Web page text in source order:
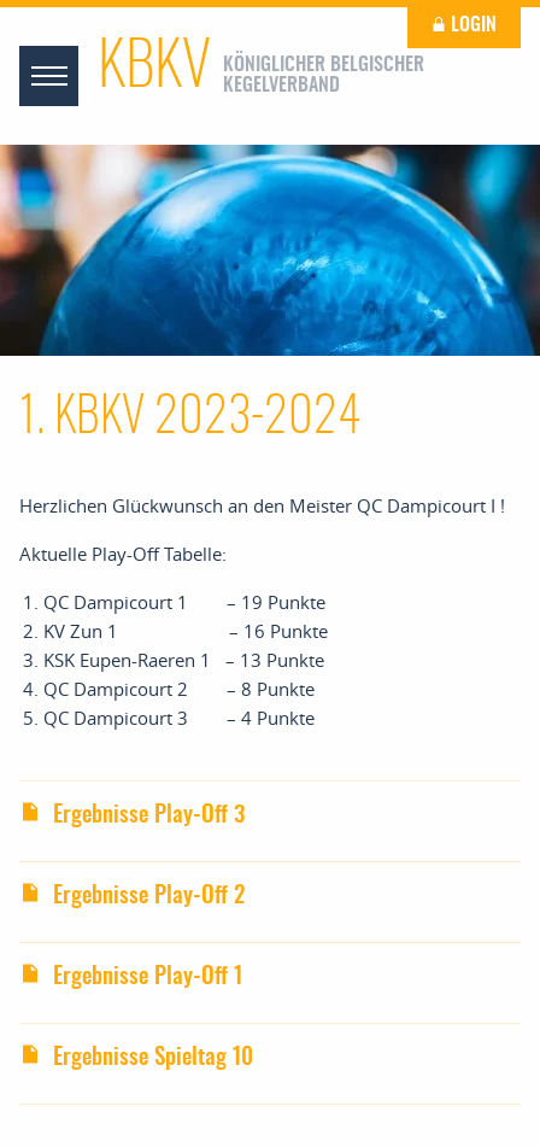
KBKV
KÖNIGLICHER BELGISCHER
KEGELVERBAND
LOGIN
1. KBKV 2023-2024
Herzlichen Glückwunsch an den Meister QC Dampicourt I !
Aktuelle Play-Off Tabelle:
QC Dampicourt 1 – 19 Punkte
KV Zun 1 – 16 Punkte
KSK Eupen-Raeren 1 – 13 Punkte
QC Dampicourt 2 – 8 Punkte
QC Dampicourt 3 – 4 Punkte
Ergebnisse Play-Off 3
Ergebnisse Play-Off 2
Ergebnisse Play-Off 1
Ergebnisse Spieltag 10